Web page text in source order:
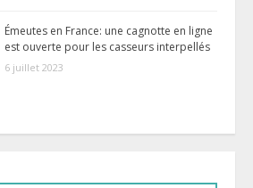
Émeutes en France: une cagnotte en ligne
est ouverte pour les casseurs interpellés
6 juillet 2023